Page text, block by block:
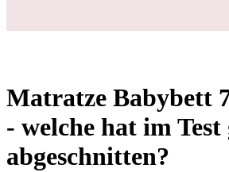
Matratze Babybett
- welche hat im Test
abgeschnitten?